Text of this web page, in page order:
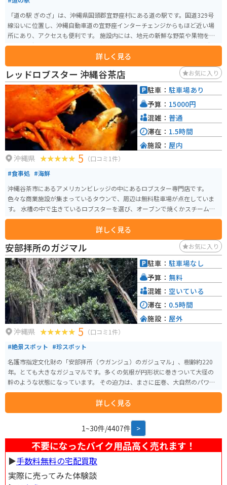
「道の駅 ぎのざ」は、沖縄県国頭郡宜野座村にある道の駅です。国道329号
線沿いに位置し、沖縄自動車道の宜野座インターチェンジからもほど近い場
所にあり、アクセスも便利です。 施設内には、地元の新鮮な野菜や果物をは
じめ、沖縄の特産品やお土産が豊富に揃っています。レストランでは、沖縄
そばなどの沖縄料理や、地元の食材を使った料理を楽しむことができます。
また、道の駅に隣接して、野球場や多目的広場などのスポーツ施設を備えた
「ぎのざ運動公園」があります。 ツーリングの休憩場所としても最適な場所
で、沖縄の自然を感じながら、地元の美味しいものを楽しんでみてはいかが
でしょうか。バイクで訪れる場合、道の駅には広い駐車場が完備されている
ので安心です。 宜野座村は、パイナップルやマンゴーなどの果物の産地とし
ても知られています。道の駅周辺には、パイナップルパークなどの観光農園
もあり、旬のフルーツ狩りを楽しむこともできます。
詳しく見る
レッドロブスター 沖縄谷茶店 お気に入り
沖縄県 5 （口コミ1件）
#食事処 #海鮮
沖縄谷茶市にあるアメリカンビレッジの中にあるロブスター専門店です。
色々な商業施設が集まっているタウンで、周辺は無料駐車場が点在していま
す。 水槽の中で生きているロブスターを選び、オーブンで焼くかスチームで
蒸すかの調理方法が選べます。ロブスターとパエリア、サラダスープなどのセ
詳しく見る
駐車： 駐車場あり
予算： 15000円
混雑： 普通
滞在： 1.5時間
施設： 屋内
安部拝所のガジマル お気に入り
沖縄県 5 （口コミ1件）
#絶景スポット #珍スポット
名護市指定文化財の「安部拝所（ウガンジュ）のガジュマル」、樹齢約220
年。とても大きなガジュマルです。多くの気根が円形状に巻きついて大径の
幹のような状態になっています。 その迫力は、まさに圧巻、大自然のパワー
を感じる素敵なスポットです。今でも毎年旧盆には、ガジュマルの樹の下で
御願行事が行われており古くから区民に慕われているガジュマルです。駐車
場がなく民家が隣接しているので、訪れる際は周りへの配慮にも気をつけた
詳しく見る
駐車： 駐車場なし
予算： 無料
混雑： 空いている
滞在： 0.5時間
施設： 屋外
1~30件/4407件 >
不要になったバイク用品高く売れます！
▶︎手数料無料の宅配買取
実際に売ってみた体験談